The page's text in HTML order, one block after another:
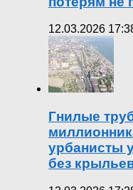
12.03.2026
Гнилые
урбанисты
без